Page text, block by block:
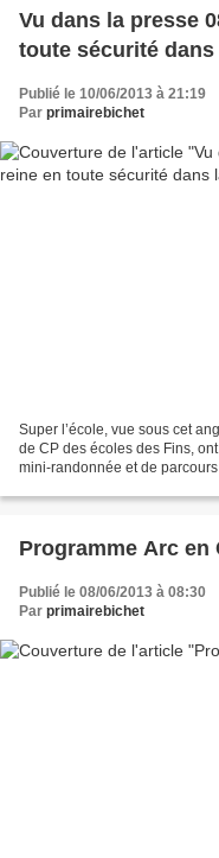
Vu dans la presse
toute sécurité
Publié le 10/06/2013 à 21:19
Par primairebichet
Super l’école, vue sous cet
de CP des écoles des Fins,
mini-randonnée et de
Programme Arc en
Publié le 08/06/2013 à 08:30
Par primairebichet